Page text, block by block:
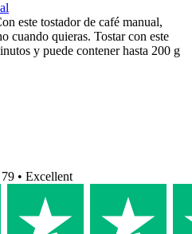
este tostador de café manual,
cuando quieras. Tostar con este
y puede contener hasta 200 g
• Excellent